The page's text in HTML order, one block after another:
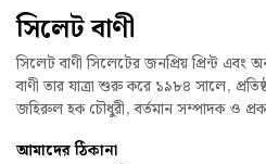
সিলেট বাণী
সিলেট বাণী সিলেটের জনপ্রিয় প্রিন্ট এবং
বাণী তার যাত্রা শুরু করে ১৯৮৪ সালে,
জহিরুল হক চৌধুরী, বর্তমান সম্পাদক ও
আমাদের ঠিকানা